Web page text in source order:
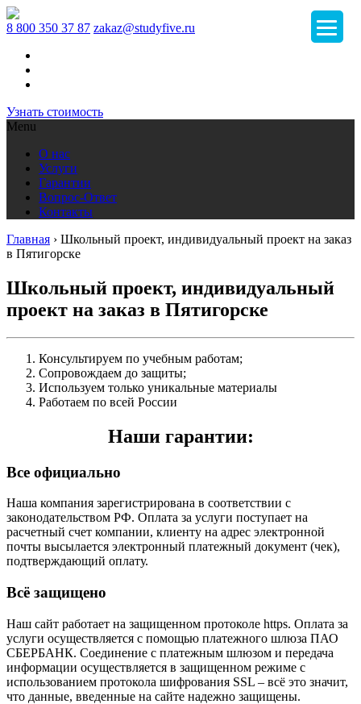
8 800 350 37 87 zakaz@studyfive.ru
Узнать стоимость
Menu
О нас
Услуги
Гарантии
Вопрос-Ответ
Контакты
Главная › Школьный проект, индивидуальный проект на заказ
в Пятигорске
Школьный проект, индивидуальный
проект на заказ в Пятигорске
Консультируем по учебным работам;
Сопровождаем до защиты;
Используем только уникальные материалы
Работаем по всей России
Наши гарантии:
Все официально
Наша компания зарегистрирована в соответствии с
законодательством РФ. Оплата за услуги поступает на
расчетный счет компании, клиенту на адрес электронной
почты высылается электронный платежный документ (чек),
подтверждающий оплату.
Всё защищено
Наш сайт работает на защищенном протоколе https. Оплата за
услуги осуществляется с помощью платежного шлюза ПАО
СБЕРБАНК. Соединение с платежным шлюзом и передача
информации осуществляется в защищенном режиме с
использованием протокола шифрования SSL – всё это значит,
что данные, введенные на сайте надежно защищены.